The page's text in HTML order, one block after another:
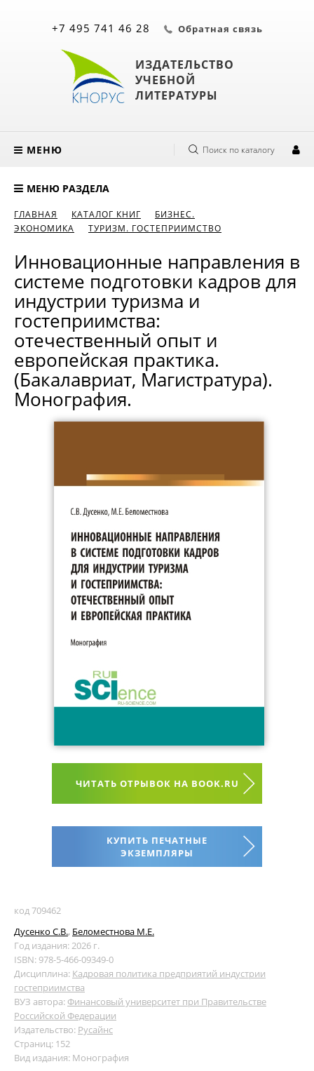
ИЗДАТЕЛЬСТВО
УЧЕБНОЙ
ЛИТЕРАТУРЫ
+7 495 741 46 28 Обратная связь
МЕНЮ Поиск по каталогу
МЕНЮ РАЗДЕЛА
ГЛАВНАЯ КАТАЛОГ КНИГ
БИЗНЕС.
ЭКОНОМИКА
ТУРИЗМ. ГОСТЕПРИИМСТВО
Инновационные направления в
системе подготовки кадров для
индустрии туризма и
гостеприимства:
отечественный опыт и
европейская практика.
(Бакалавриат, Магистратура).
Монография.
ЧИТАТЬ ОТРЫВОК НА BOOK.RU
КУПИТЬ ПЕЧАТНЫЕ
ЭКЗЕМПЛЯРЫ
код 709462
Дусенко С.В., Беломестнова М.Е.
Год издания: 2026 г.
ISBN: 978-5-466-09349-0
Дисциплина: Кадровая политика предприятий индустрии
гостеприимства
ВУЗ автора: Финансовый университет при Правительстве
Российской Федерации
Издательство: Русайнс
Страниц: 152
Вид издания: Монография